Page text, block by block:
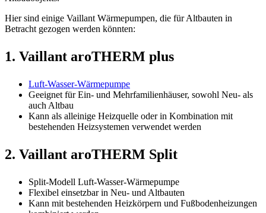
Hier sind einige Vaillant Wärmepumpen, die für Altbauten in
Betracht gezogen werden könnten:
1. Vaillant aroTHERM plus
Luft-Wasser-Wärmepumpe
Geeignet für Ein- und Mehrfamilienhäuser, sowohl Neu- als
auch Altbau
Kann als alleinige Heizquelle oder in Kombination mit
bestehenden Heizsystemen verwendet werden
2. Vaillant aroTHERM Split
Split-Modell Luft-Wasser-Wärmepumpe
Flexibel einsetzbar in Neu- und Altbauten
Kann mit bestehenden Heizkörpern und Fußbodenheizungen